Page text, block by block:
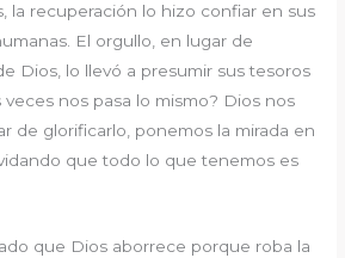
la recuperación lo hizo confiar en sus
El orgullo, en lugar de
Dios, lo llevó a presumir sus tesoros
veces nos pasa lo mismo? Dios nos
de glorificarlo, ponemos la mirada en
que todo lo que tenemos es
que Dios aborrece porque roba la